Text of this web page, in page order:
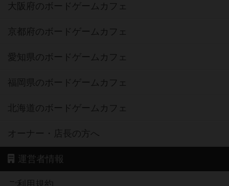
大阪府のボードゲームカフェ
京都府のボードゲームカフェ
愛知県のボードゲームカフェ
福岡県のボードゲームカフェ
北海道のボードゲームカフェ
オーナー・店長の方へ
運営者情報
ご利用規約